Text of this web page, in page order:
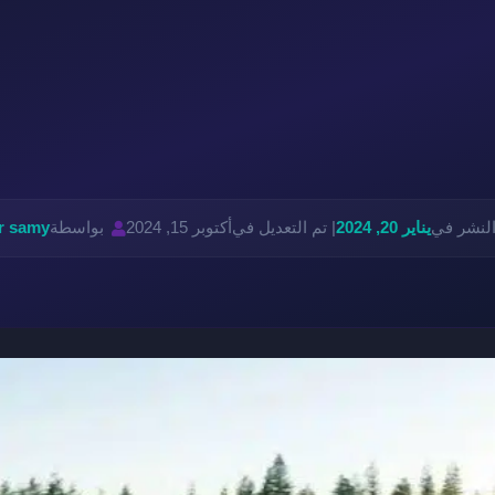
فييناير 20, 2024 | تم التعديل فيأكتوبر 15, 2024 بواسطةsamy